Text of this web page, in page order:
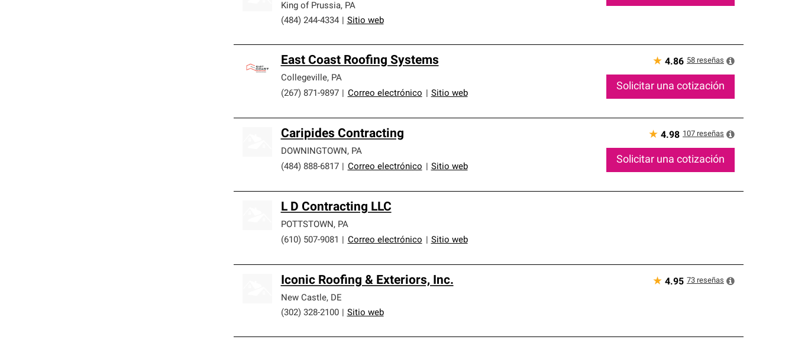
King of Prussia, PA
(484) 244-4334
Sitio web
East Coast Roofing Systems
Collegeville, PA
(267) 871-9897
Correo electrónico Sitio web
★ 4.86 58 reseñas
Solicitar una cotización
Caripides Contracting
DOWNINGTOWN , PA
(484) 888-6817
Correo electrónico Sitio web
★ 4.98 107 reseñas
Solicitar una cotización
L D Contracting LLC
POTTSTOWN , PA
(610) 507-9081
Correo electrónico Sitio web
Iconic Roofing & Exteriors, Inc.
New Castle, DE
(302) 328-2100
Sitio web
★ 4.95 73 reseñas